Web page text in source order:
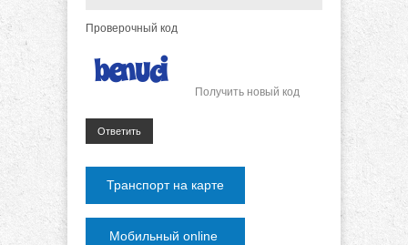
Проверочный код
Получить новый код
Ответить
Транспорт на карте
Мобильный online